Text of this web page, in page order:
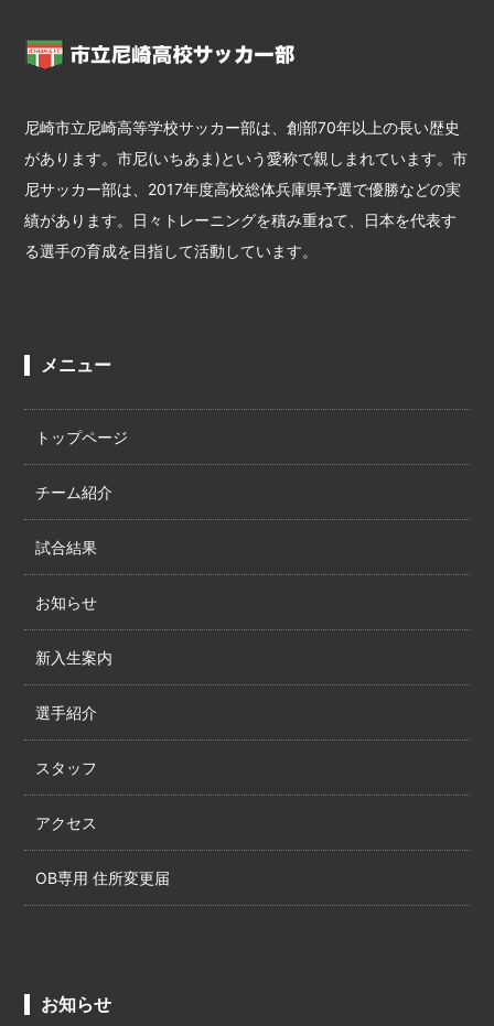
尼崎市立尼崎高等学校サッカー部は、創部70年以上の長い歴史
があります。市尼(いちあま)という愛称で親しまれています。市
尼サッカー部は、2017年度高校総体兵庫県予選で優勝などの実
績があります。日々トレーニングを積み重ねて、日本を代表す
る選手の育成を目指して活動しています。
メニュー
トップページ
チーム紹介
試合結果
お知らせ
新入生案内
選手紹介
スタッフ
アクセス
OB専用 住所変更届
お知らせ